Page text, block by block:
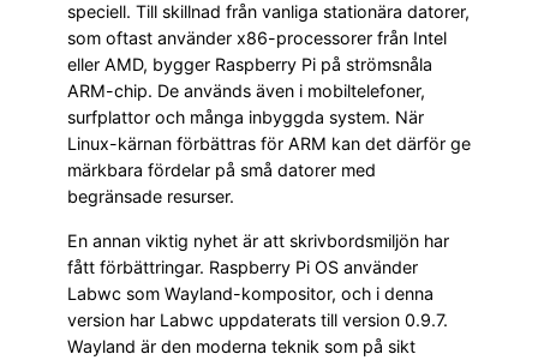
speciell. Till skillnad från vanliga stationära datorer,
som oftast använder x86-processorer från Intel
eller AMD, bygger Raspberry Pi på strömsnåla
ARM-chip. De används även i mobiltelefoner,
surfplattor och många inbyggda system. När
Linux-kärnan förbättras för ARM kan det därför ge
märkbara fördelar på små datorer med
begränsade resurser.
En annan viktig nyhet är att skrivbordsmiljön har
fått förbättringar. Raspberry Pi OS använder
Labwc som Wayland-kompositor, och i denna
version har Labwc uppdaterats till version 0.9.7.
Wayland är den moderna teknik som på sikt